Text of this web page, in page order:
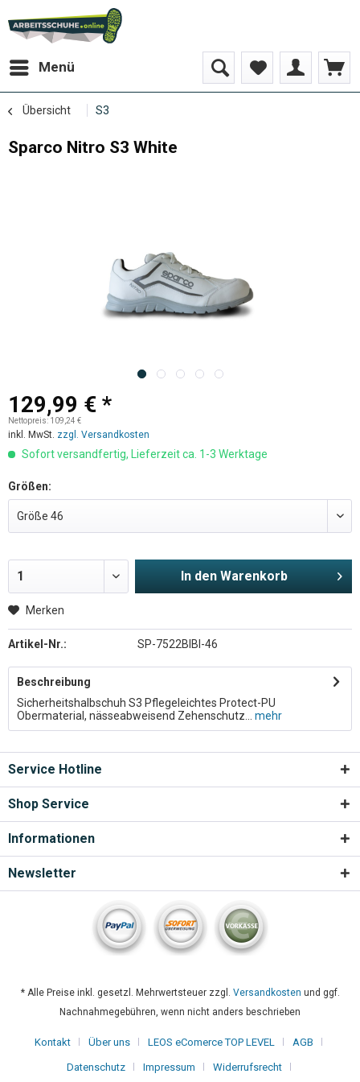
Menü
Übersicht S3
Sparco Nitro S3 White
129,99 € *
Nettopreis: 109,24 €
inkl. MwSt. zzgl. Versandkosten
Sofort versandfertig, Lieferzeit ca. 1-3 Werktage
Größen:
In den Warenkorb
Merken
Artikel-Nr.: SP-7522BIBI-46
Beschreibung
Sicherheitshalbschuh S3 Pflegeleichtes Protect-PU
Obermaterial, nässeabweisend Zehenschutz...
mehr
Service Hotline
Shop Service
Informationen
Newsletter
* Alle Preise inkl. gesetzl. Mehrwertsteuer zzgl. Versandkosten und ggf.
Nachnahmegebühren, wenn nicht anders beschrieben
Kontakt Über uns LEOS eComerce TOP LEVEL AGB
Datenschutz Impressum Widerrufsrecht